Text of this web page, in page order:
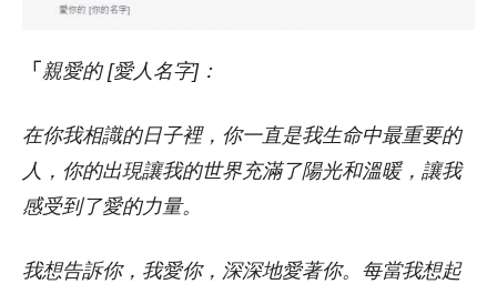
「 親愛的 [愛人名字]：
在你我相識的日子裡，你一直是我生命中最重要的
人，你的出現讓我的世界充滿了陽光和溫暖，讓我
感受到了愛的力量。
我想告訴你，我愛你，深深地愛著你。每當我想起